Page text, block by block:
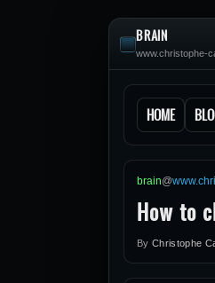
BRAIN
www.christophe-
HOME
brain@
How to
By Christophe